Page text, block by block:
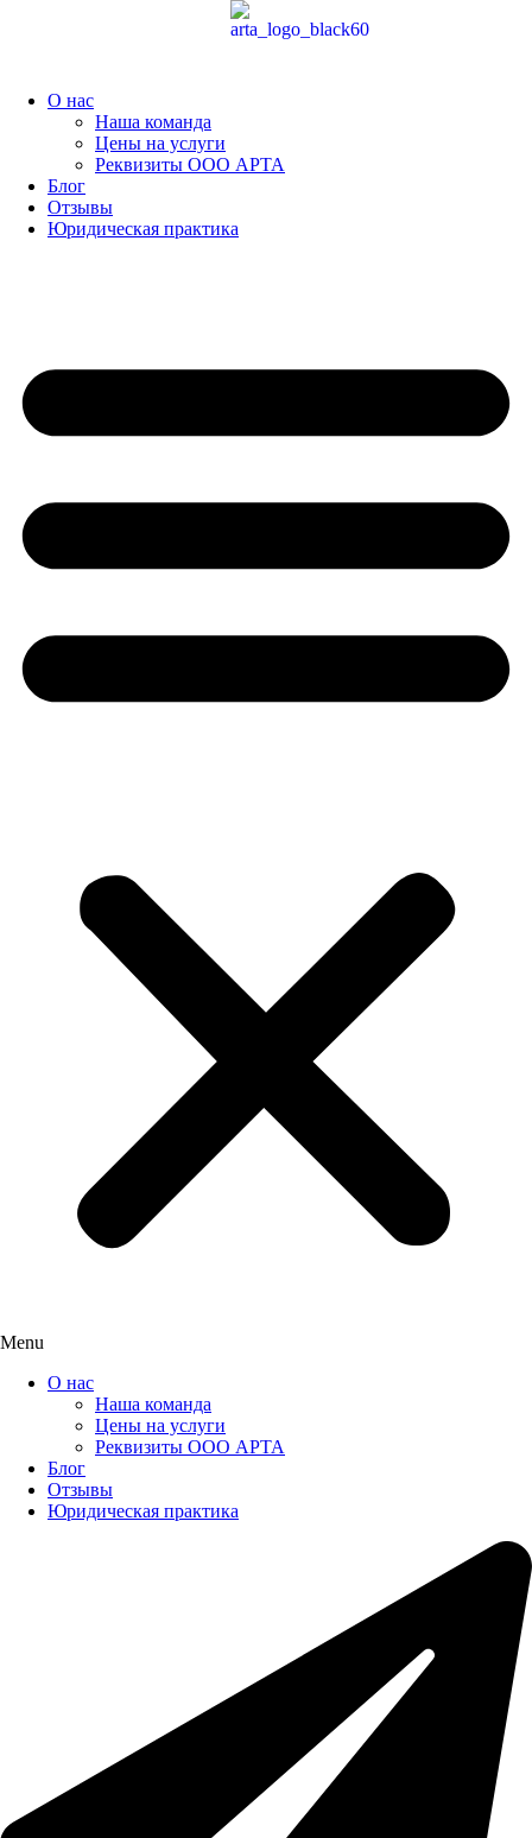
О нас
Наша команда
Цены на услуги
Реквизиты ООО АРТА
Блог
Отзывы
Юридическая практика
Menu
О нас
Наша команда
Цены на услуги
Реквизиты ООО АРТА
Блог
Отзывы
Юридическая практика